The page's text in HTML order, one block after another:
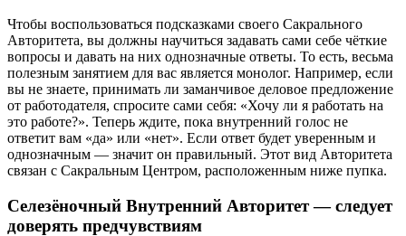
Чтобы воспользоваться подсказками своего Сакрального
Авторитета, вы должны научиться задавать сами себе чёткие
вопросы и давать на них однозначные ответы. То есть, весьма
полезным занятием для вас является монолог. Например, если
вы не знаете, принимать ли заманчивое деловое предложение
от работодателя, спросите сами себя: «Хочу ли я работать на
это работе?». Теперь ждите, пока внутренний голос не
ответит вам «да» или «нет». Если ответ будет уверенным и
однозначным — значит он правильный. Этот вид Авторитета
связан с Сакральным Центром, расположенным ниже пупка.
Селезёночный Внутренний Авторитет — следует
доверять предчувствиям